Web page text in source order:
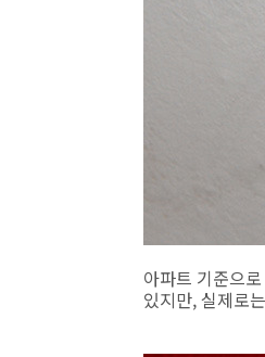
아파트 기준으
있지만, 실제로